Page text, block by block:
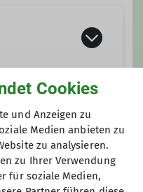
Sektion
2.610
2025).
sind wir seit
Cookies
und Anzeigen zu
Medien anbieten zu
zu analysieren.
zu Ihrer Verwendung
für soziale Medien,